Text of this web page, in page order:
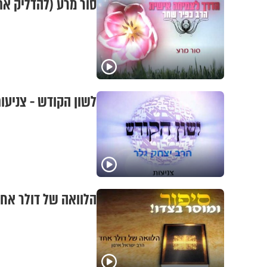
סור מרע (להדליק
לשון הקודש -
הלוואה של דולר